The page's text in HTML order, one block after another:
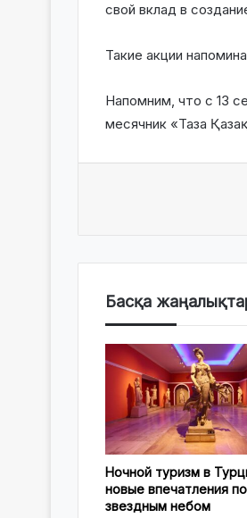
свой вклад в
Такие акции
Напомним, что с 13
месячник «Таза
Басқа
Ночной туризм в
новые впечатления
звездным небом